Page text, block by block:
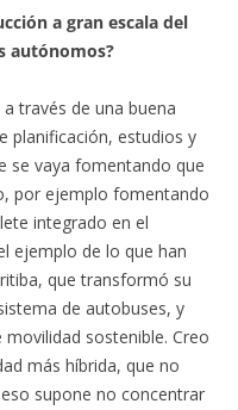
a gran escala del
autónomos?
través de una buena
planificación, estudios y
se vaya fomentando que
por ejemplo fomentando
integrado en el
ejemplo de lo que han
que transformó su
de autobuses, y
sostenible. Creo
más híbrida, que no
supone no concentrar